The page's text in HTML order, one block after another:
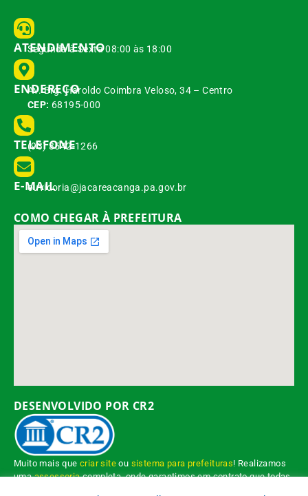
ATENDIMENTO
Segunda à Sexta 08:00 às 18:00
ENDEREÇO
Av. Brg. Haroldo Coimbra Veloso, 34 – Centro
CEP: 68195-000
TELEFONE
(93) 3542-1266
E-MAIL
ouvidoria@jacareacanga.pa.gov.br
COMO CHEGAR À PREFEITURA
DESENVOLVIDO POR CR2
Muito mais quecriar site ou sistema para prefeituras! Realizamos
umaassessoriacompleta, onde garantimos em contrato que todas